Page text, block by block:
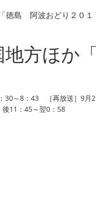
徳島 阿波おどり２０１
方ほか
～8：43 ［再放送］9月2
11：45～翌0：58